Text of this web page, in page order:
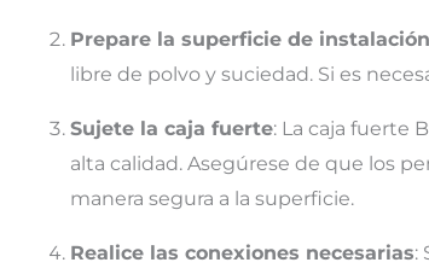
Prepare la superficie de instalación
libre de polvo y suciedad. Si es
Sujete la caja fuerte: La caja fuerte
alta calidad. Asegúrese de que los
manera segura a la superficie.
Realice las conexiones necesarias: